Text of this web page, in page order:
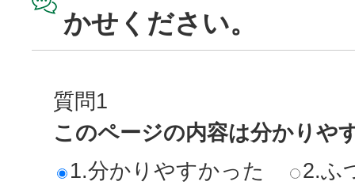
かせください。
質問1
このページの内容は分かりや
1.分かりやすかった
2.ふ